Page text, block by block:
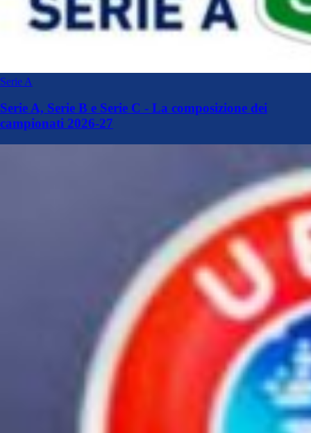
Serie A
Serie A, Serie B e Serie C - La composizione dei
campionati 2026-27